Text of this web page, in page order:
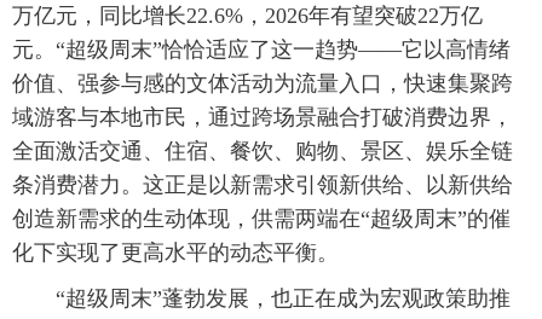
万亿元，同比增长22.6%，2026年有望突破22万亿
元。“超级周末”恰恰适应了这一趋势——它以高情绪
价值、强参与感的文体活动为流量入口，快速集聚跨
域游客与本地市民，通过跨场景融合打破消费边界，
全面激活交通、住宿、餐饮、购物、景区、娱乐全链
条消费潜力。这正是以新需求引领新供给、以新供给
创造新需求的生动体现，供需两端在“超级周末”的催
化下实现了更高水平的动态平衡。
“超级周末”蓬勃发展，也正在成为宏观政策助推